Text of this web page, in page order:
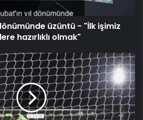
üzüntü - "İlk işimiz
hazırlıklı olmak"